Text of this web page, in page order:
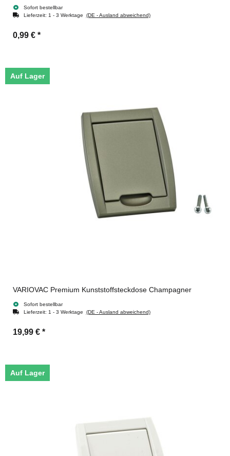
Sofort bestellbar
Lieferzeit: 1 - 3 Werktage (DE - Ausland abweichend)
0,99 € *
Auf Lager
VARIOVAC Premium Kunststoffsteckdose Champagner
Sofort bestellbar
Lieferzeit: 1 - 3 Werktage (DE - Ausland abweichend)
19,99 € *
Auf Lager